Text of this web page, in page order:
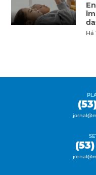
Há